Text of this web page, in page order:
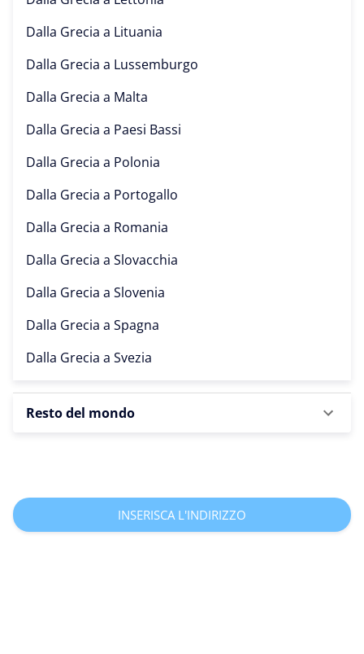
Dalla Grecia a Lituania
Dalla Grecia a Lussemburgo
Dalla Grecia a Malta
Dalla Grecia a Paesi Bassi
Dalla Grecia a Polonia
Dalla Grecia a Portogallo
Dalla Grecia a Romania
Dalla Grecia a Slovacchia
Dalla Grecia a Slovenia
Dalla Grecia a Spagna
Dalla Grecia a Svezia
Resto del mondo
INSERISCA L'INDIRIZZO